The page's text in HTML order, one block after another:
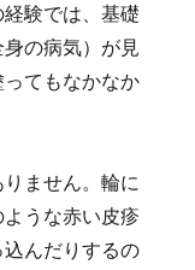
験では、基礎
の病気）が見
てもなかなか
ません。輪に
うな赤い皮疹
んだりするの